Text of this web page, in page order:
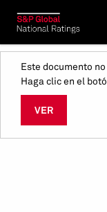
Este documento
Haga clic en el
VER